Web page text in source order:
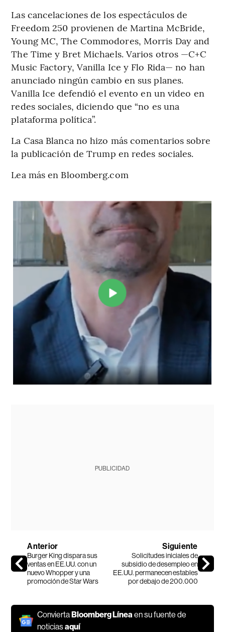
Las cancelaciones de los espectáculos de
Freedom 250 provienen de Martina McBride,
Young MC, The Commodores, Morris Day and
The Time y Bret Michaels. Varios otros —C+C
Music Factory, Vanilla Ice y Flo Rida— no han
anunciado ningún cambio en sus planes.
Vanilla Ice defendió el evento en un video en
redes sociales, diciendo que “no es una
plataforma política”.
La Casa Blanca no hizo más comentarios sobre
la publicación de Trump en redes sociales.
Lea más en Bloomberg.com
PUBLICIDAD
Anterior
Burger King dispara sus
ventas en EE.UU. con un
nuevo Whopper y una
promoción de Star Wars
Siguiente
Solicitudes iniciales de
subsidio de desempleo en
EE.UU. permanecen estables
por debajo de 200.000
ConviertaBloomberg Línea en su fuente de
noticiasaquí